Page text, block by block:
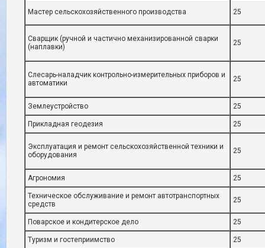
Мастер сельскохозяйственного производства 25
Сварщик (ручной и частично механизированной сварки
(наплавки)
25
Слесарь-наладчик контрольно-измерительных приборов и
автоматики
25
Землеустройство 25
Прикладная геодезия 25
Эксплуатация и ремонт сельскохозяйственной техники и
оборудования
25
Агрономия 25
Техническое обслуживание и ремонт автотранспортных
средств
25
Поварское и кондитерское дело 25
Туризм и гостеприимство 25